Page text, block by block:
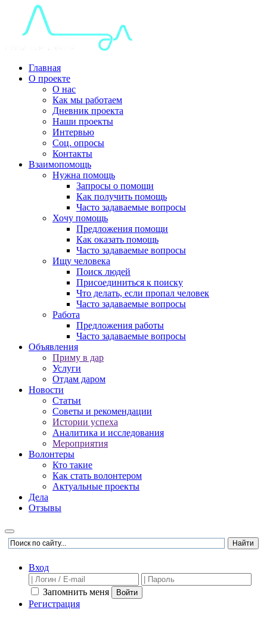
Главная
О проекте
О нас
Как мы работаем
Дневник проекта
Наши проекты
Интервью
Соц. опросы
Контакты
Взаимопомощь
Нужна помощь
Запросы о помощи
Как получить помощь
Часто задаваемые вопросы
Хочу помощь
Предложения помощи
Как оказать помощь
Часто задаваемые вопросы
Ищу человека
Поиск людей
Присоединиться к поиску
Что делать, если пропал человек
Часто задаваемые вопросы
Работа
Предложения работы
Часто задаваемые вопросы
Объявления
Приму в дар
Услуги
Отдам даром
Новости
Статьи
Советы и рекомендации
Истории успеха
Аналитика и исследования
Мероприятия
Волонтеры
Кто такие
Как стать волонтером
Актуальные проекты
Дела
Отзывы
Вход
Запомнить меня Войти
Регистрация